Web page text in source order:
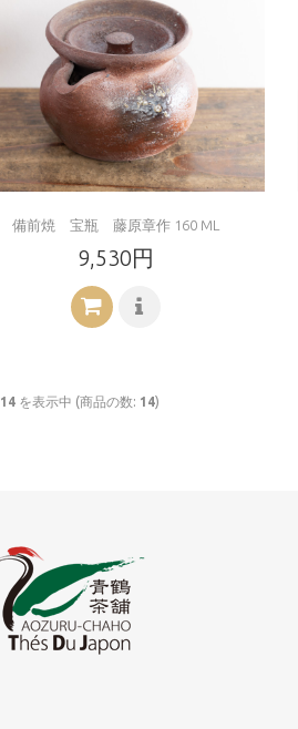
備前焼 宝瓶 藤原章作 160 ML
9,530円
14 を表示中 (商品の数: 14)